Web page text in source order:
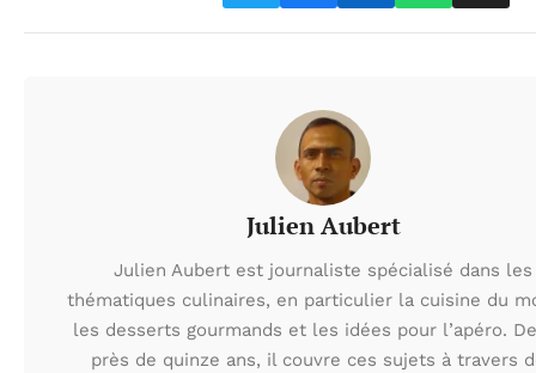
Julien Aubert
Julien Aubert est journaliste spécialisé dans les
thématiques culinaires, en particulier la cuisine du
les desserts gourmands et les idées pour l’apéro.
près de quinze ans, il couvre ces sujets à travers